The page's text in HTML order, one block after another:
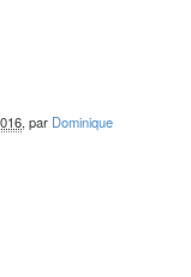
, par Dominique